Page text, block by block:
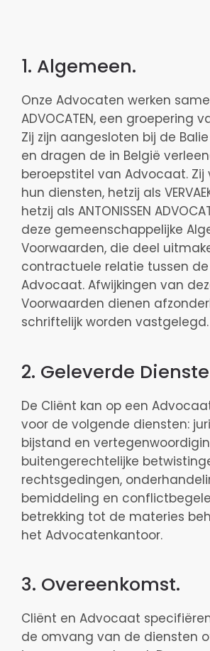
1. Algemeen.
Onze Advocaten werken
ADVOCATEN, een groepering
Zij zijn aangesloten bij de
en dragen de in België
beroepstitel van Advocaat. Zij
hun diensten, hetzij als
hetzij als ANTONISSEN
deze gemeenschappelijke
Voorwaarden, die deel
contractuele relatie tussen de
Advocaat. Afwijkingen van
Voorwaarden dienen
schriftelijk worden vastgelegd.
2. Geleverde
De Cliënt kan op een
voor de volgende diensten:
bijstand en
buitengerechtelijke
rechtsgedingen,
bemiddeling en
betrekking tot de materies
het Advocatenkantoor.
3. Overeenkomst.
Cliënt en Advocaat
de omvang van de diensten